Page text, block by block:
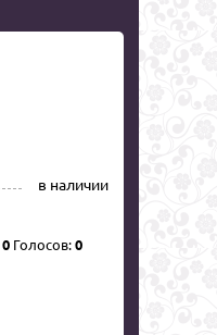
в наличии
0 Голосов:0